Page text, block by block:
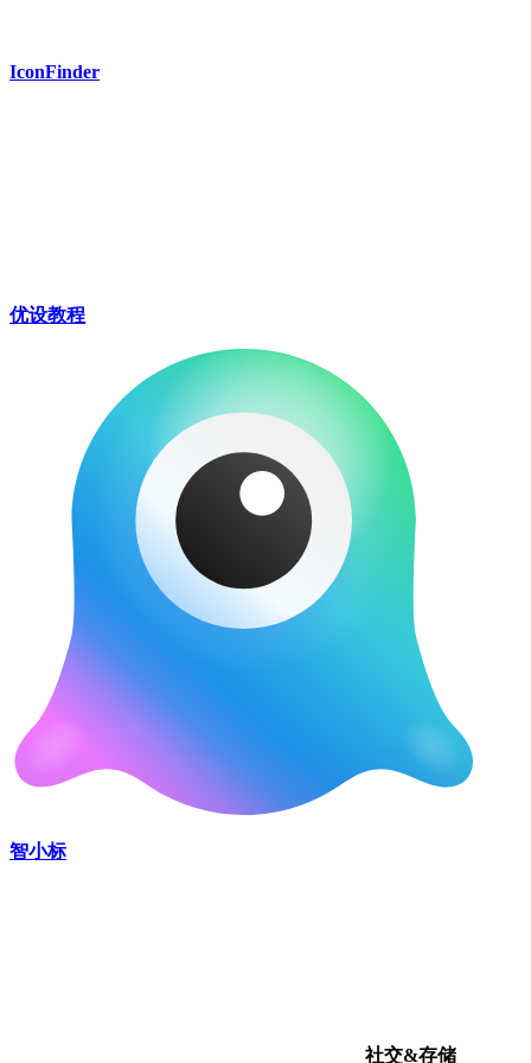
IconFinder
优设教程
智小标
社交&存储